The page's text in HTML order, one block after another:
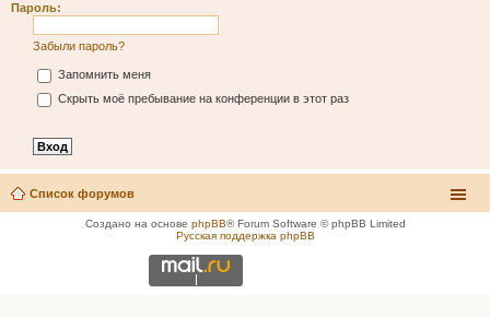
Пароль:
Забыли пароль?
Запомнить меня
Скрыть моё пребывание на конференции в этот раз
Список форумов
Создано на основе phpBB® Forum Software © phpBB Limited
Русская поддержка phpBB